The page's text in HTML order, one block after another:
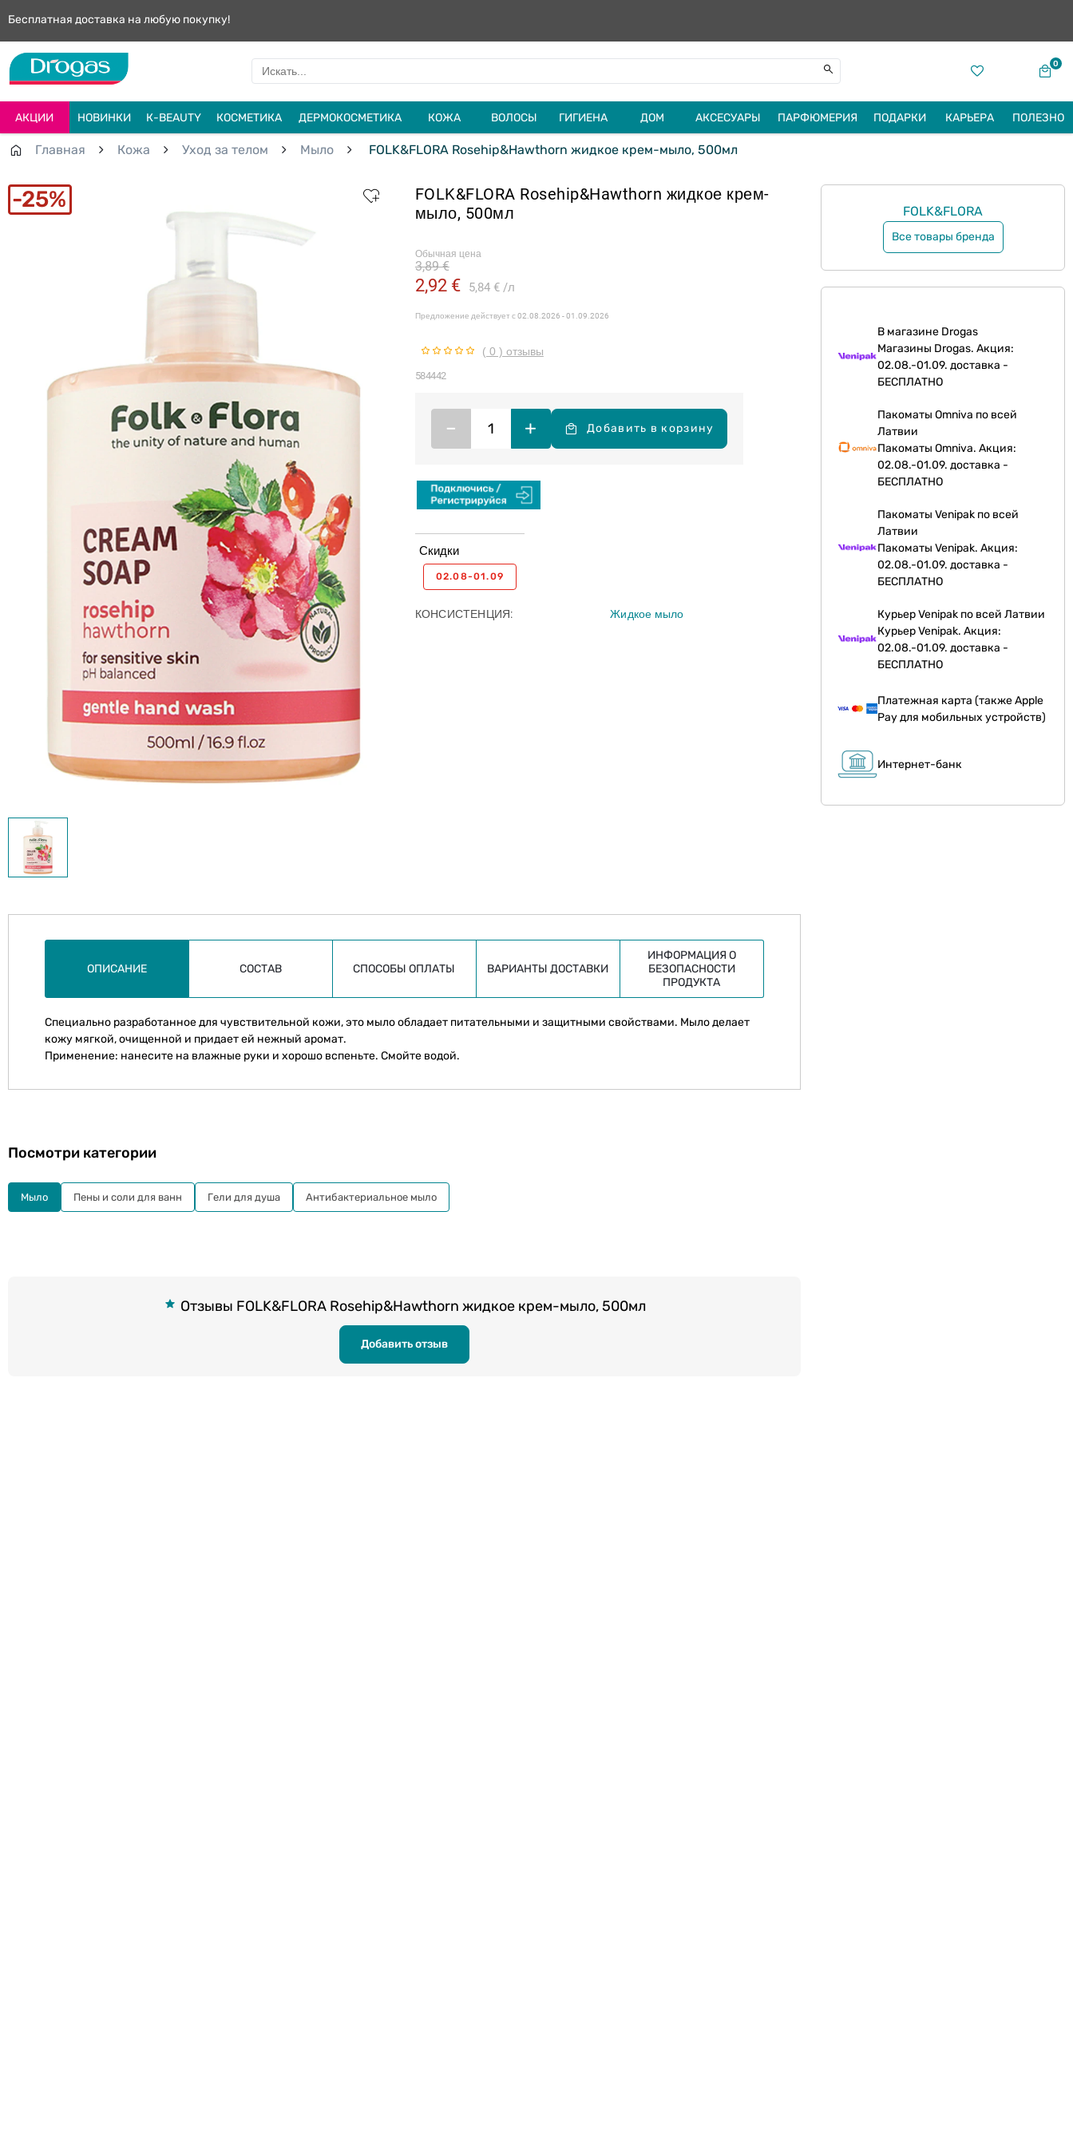
Бесплатная доставка на любую покупку!
0
АКЦИИ НОВИНКИ К-BEAUTY КОСМЕТИКА ДЕРМОКОСМЕТИКА КОЖА ВОЛОСЫ ГИГИЕНА ДОМ АКСЕСУАРЫ ПАРФЮМЕРИЯ ПОДАРКИ КАРЬЕРА ПОЛЕЗНО
Главная Кожа Уход за телом Мыло FOLK&FLORA Rosehip&Hawthorn жидкое крем-мыло, 500мл
25%
FOLK&FLORA Rosehip&Hawthorn жидкое крем-
мыло, 500мл
Обычная цена
2,92 € 5,84 € л
3,89 €
Предложение действует с02.08.2026 - 01.09.2026
( 0 ) отзывы
584442
– + Добавить в корзину
Скидки
02.08-01.09
КОНСИСТЕНЦИЯ Жидкое мыло
FOLK&FLORA
Все товары бренда
В магазине Drogas
Магазины Drogas. Акция:
02.08.-01.09. доставка -
БЕСПЛАТНО
Пакоматы Omniva по всей
Латвии
Пакоматы Omniva. Акция:
02.08.-01.09. доставка -
БЕСПЛАТНО
Пакоматы Venipak по всей
Латвии
Пакоматы Venipak. Акция:
02.08.-01.09. доставка -
БЕСПЛАТНО
Курьер Venipak по всей Латвии
Курьер Venipak. Акция:
02.08.-01.09. доставка -
БЕСПЛАТНО
Платежная карта (также Apple
Pay для мобильных устройств)
Интернет-банк
ОПИСАНИЕ СОСТАВ СПОСОБЫ ОПЛАТЫ ВАРИАНТЫ ДОСТАВКИ
ИНФОРМАЦИЯ О
БЕЗОПАСНОСТИ
ПРОДУКТА
Специально разработанное для чувствительной кожи, это мыло обладает питательными и защитными свойствами. Мыло делает
кожу мягкой, очищенной и придает ей нежный аромат.
Применение: нанесите на влажные руки и хорошо вспеньте. Смойте водой.
Отзывы FOLK&FLORA Rosehip&Hawthorn жидкое крем-мыло, 500мл
Добавить отзыв
Посмотри категории
Мыло Пены и соли для ванн Гели для душа Антибактериальное мыло